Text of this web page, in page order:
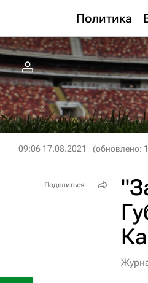
Политика
09:06 17.08.2021 (обновлено:
Поделиться